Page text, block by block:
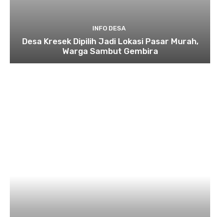
INFO DESA
Desa Kresek Dipilih Jadi Lokasi Pasar Murah,
Warga Sambut Gembira